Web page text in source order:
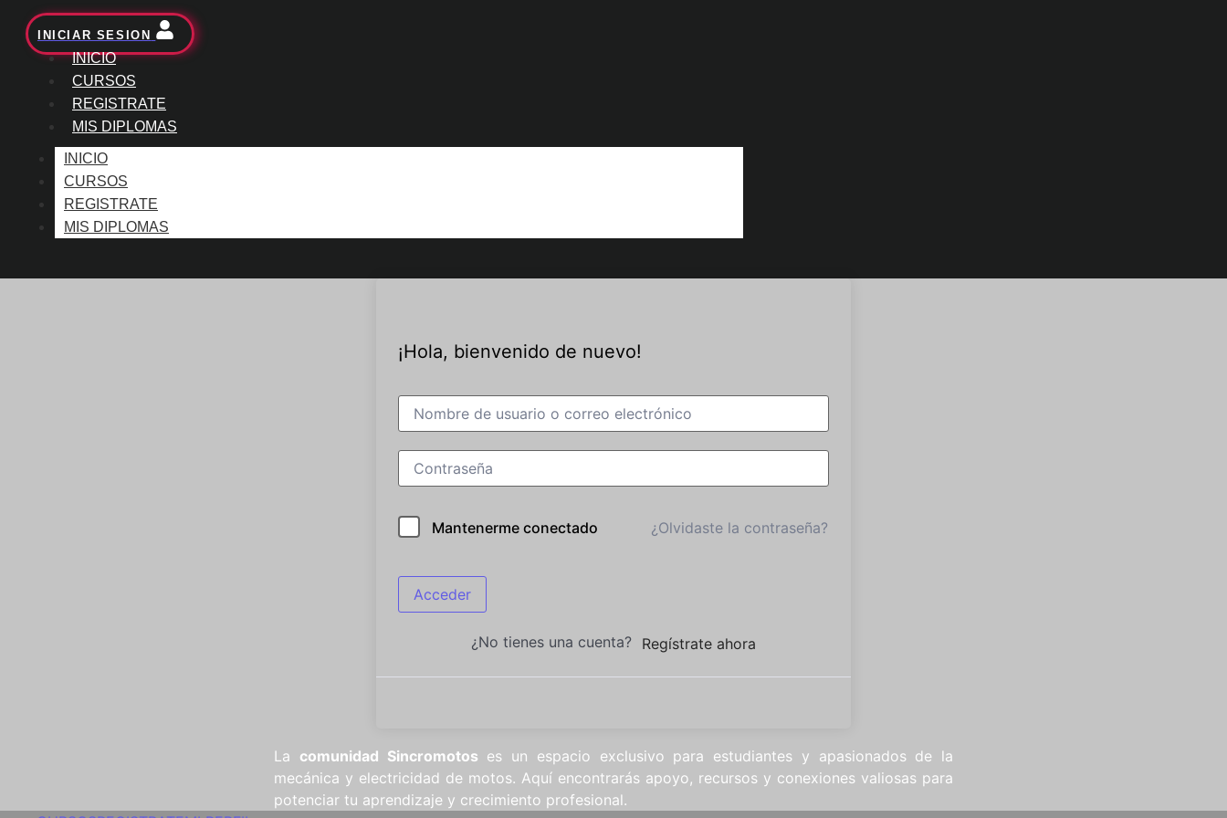
INICIAR SESION
INICIO
CURSOS
REGISTRATE
MIS DIPLOMAS
INICIO
CURSOS
REGISTRATE
MIS DIPLOMAS
¡Hola, bienvenido de nuevo!
Mantenerme conectado ¿Olvidaste la contraseña?
Acceder
¿No tienes una cuenta? Regístrate ahora
La comunidad Sincromotos es un espacio exclusivo para estudiantes y apasionados de la
mecánica y electricidad de motos. Aquí encontrarás apoyo, recursos y conexiones valiosas para
potenciar tu aprendizaje y crecimiento profesional.